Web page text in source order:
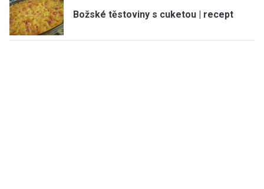
Božské těstoviny s cuketou | recept